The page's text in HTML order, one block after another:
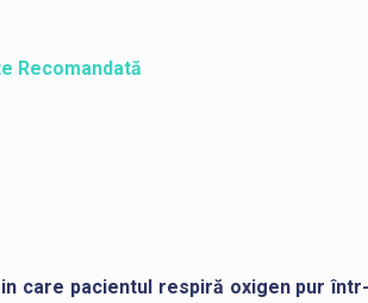
Recomandată
care pacientul respiră oxigen pur